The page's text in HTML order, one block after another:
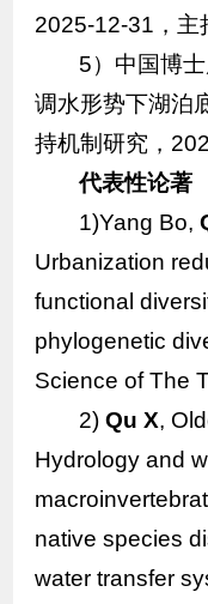
2025-12-31，主
5）中国博
调水形势下湖泊
持机制研究，
代表性论著
1)Yang Bo,
Urbanization
functional
phylogenetic
Science of The
2) Qu X,
Hydrology and
native species
water transfer